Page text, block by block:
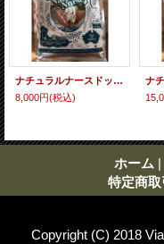
ナチュラルナースドッグフード 2.4Ｋｇ×1 (送料・手数料込み)
8,000円(税込)
ホーム |
特定商
Copyright (C) 2018